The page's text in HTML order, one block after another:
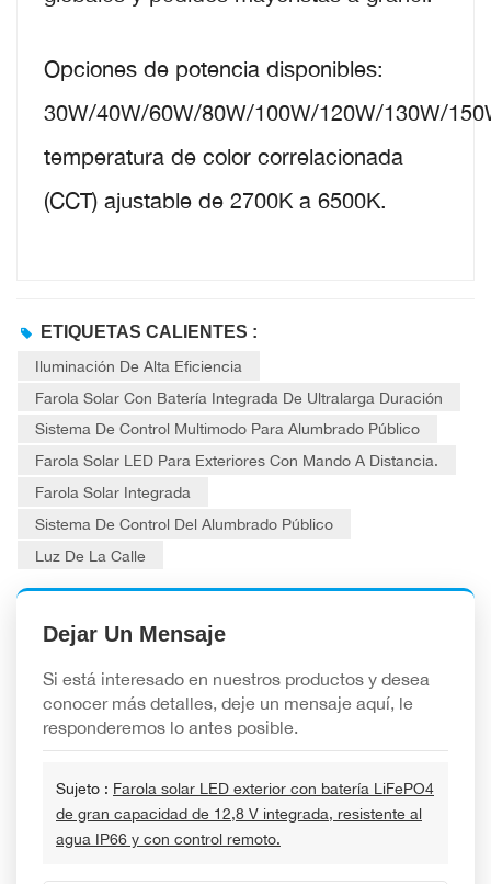
Opciones de potencia disponibles:
30W/40W/60W/80W/100W/120W/130W/
temperatura de color correlacionada
(CCT) ajustable de 2700K a 6500K.
ETIQUETAS CALIENTES :
Iluminación De Alta Eficiencia
Farola Solar Con Batería Integrada De Ultralarga Duración
Sistema De Control Multimodo Para Alumbrado Público
Farola Solar LED Para Exteriores Con Mando A Distancia.
Farola Solar Integrada
Sistema De Control Del Alumbrado Público
Luz De La Calle
Dejar Un Mensaje
Si está interesado en nuestros productos y desea
conocer más detalles, deje un mensaje aquí, le
responderemos lo antes posible.
Sujeto : Farola solar LED exterior con batería LiFePO4
de gran capacidad de 12,8 V integrada, resistente al
agua IP66 y con control remoto.